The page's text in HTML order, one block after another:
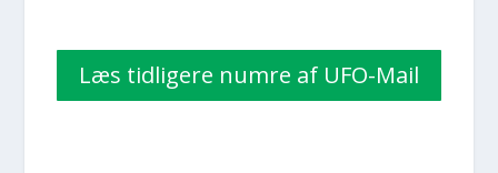
Læs tid­li­ge­re num­re af UFO-Mail